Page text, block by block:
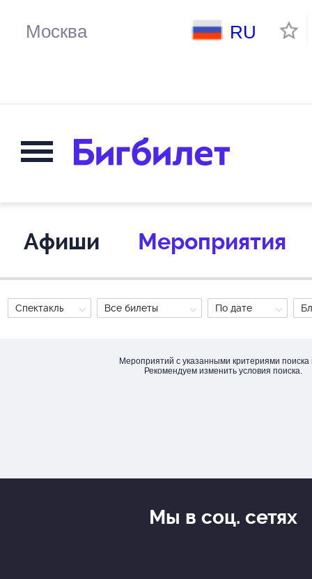
RU
Афиши Мероприятия
По дате
Все билеты
Спектакль
Мероприятий с указанными критериями поиска
Рекомендуем изменить условия поиска.
Мы в соц. сетях